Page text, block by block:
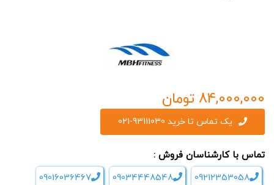
84,000,000 تومان
یک تماس تا خرید 93111030-021
تماس با کارشناسان فروش :
09212353058
09034448548
09016036467